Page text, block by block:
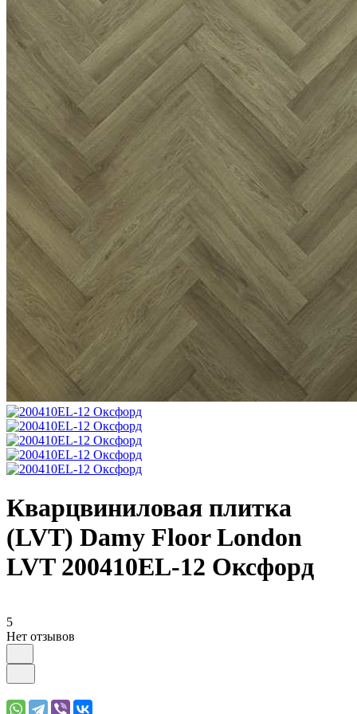
Кварцвиниловая плитка
(LVT) Damy Floor London
LVT 200410EL-12 Оксфорд
5
Нет отзывов